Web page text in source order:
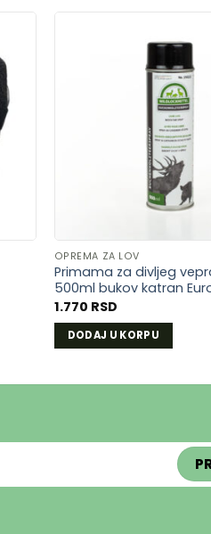
OPREMA ZA LOV
Primama za divljeg
500ml bukov katran
1.770 RSD
DODAJ U KORPU